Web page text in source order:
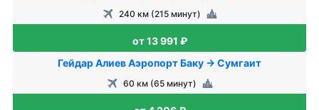
240 км (215 минут)
от 13 991 ₽
Гейдар Алиев Аэропорт Баку → Сумгаит
60 км (65 минут)